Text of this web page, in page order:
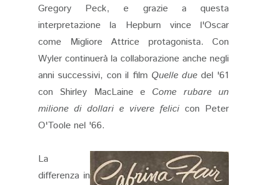
Gregory Peck, e grazie a questa
interpretazione la Hepburn vince l'Oscar
come Migliore Attrice protagonista. Con
Wyler continuerà la collaborazione anche negli
anni successivi, con il film Quelle duedel '61
con Shirley MacLaine e Come rubare un
milione di dollari e vivere felici con Peter
O'Toole nel '66.
La
differenza in